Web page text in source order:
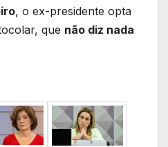
, o ex-presidente opta
que não diz nada